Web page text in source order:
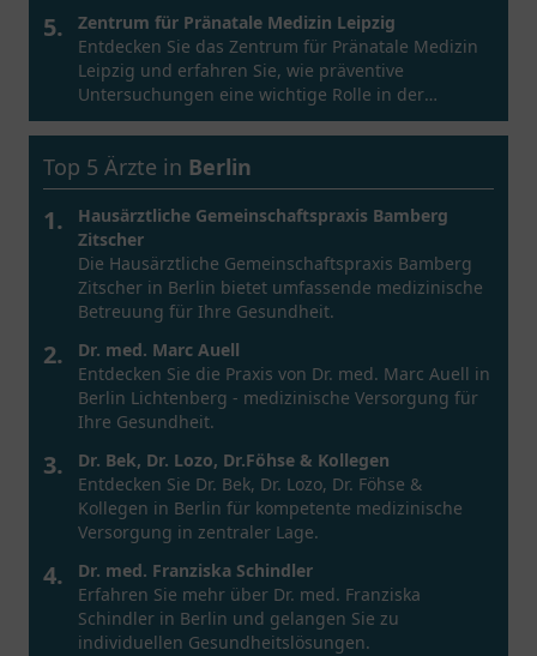
5.
Zentrum für Pränatale Medizin Leipzig
Entdecken Sie das Zentrum für Pränatale Medizin
Leipzig und erfahren Sie, wie präventive
Untersuchungen eine wichtige Rolle in der
Schwangerschaft spielen können.
Top 5 Ärzte in Berlin
1.
Hausärztliche Gemeinschaftspraxis Bamberg
Zitscher
Die Hausärztliche Gemeinschaftspraxis Bamberg
Zitscher in Berlin bietet umfassende medizinische
Betreuung für Ihre Gesundheit.
2.
Dr. med. Marc Auell
Entdecken Sie die Praxis von Dr. med. Marc Auell in
Berlin Lichtenberg - medizinische Versorgung für
Ihre Gesundheit.
3.
Dr. Bek, Dr. Lozo, Dr.Föhse & Kollegen
Entdecken Sie Dr. Bek, Dr. Lozo, Dr. Föhse &
Kollegen in Berlin für kompetente medizinische
Versorgung in zentraler Lage.
4.
Dr. med. Franziska Schindler
Erfahren Sie mehr über Dr. med. Franziska
Schindler in Berlin und gelangen Sie zu
individuellen Gesundheitslösungen.